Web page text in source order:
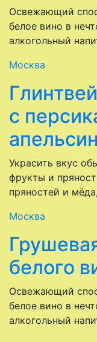
Освежающий
белое вино в
алкогольный
Москва
с
Украсить вкус
фрукты и
пряностей и
Москва
белого
Освежающий
белое вино в
алкогольный